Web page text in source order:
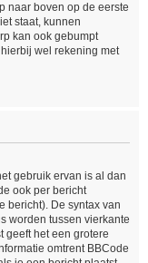
naar boven op de eerste
staat, kunnen
kan ook gebumpt
wel rekening met
gebruik ervan is al dan
ook per bericht
bericht). De syntax van
worden tussen vierkante
geeft het een grotere
omtrent BBCode